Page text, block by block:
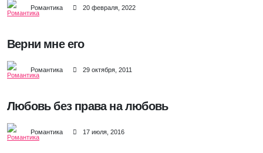
Романтика 20 февраля, 2022
Верни мне его
Романтика 29 октября, 2011
Любовь без права на любовь
Романтика 17 июля, 2016